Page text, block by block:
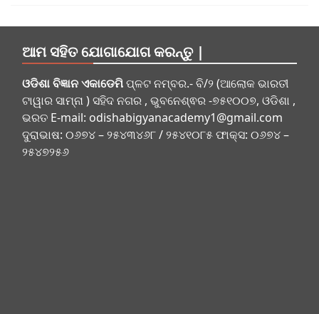
ଆମ ସହିତ ଯୋଗାଯୋଗ କରନ୍ତୁ |
ଓଡିଶା ବିଜ୍ଞାନ ଏକାଡେମିପ୍ଳଟ ନମ୍ବର.- ବି/୨ (ଆଲୋକ ଭାରତୀ
ଟାୱାର ସାମ୍ନା ) ସହିଦ ନଗର , ଭୁବନେଶ୍ଵର -୭୫୧୦୦୭, ଓଡିଶା ,
ଭରତ E-mail: odishabigyanacademy1@gmail.com
ଦୁରାଭାଷ: ୦୬୭୪ – ୨୫୪୩୪୬୮ / ୨୫୪୧୦୮୫ ଫାକ୍ସ: ୦୬୭୪ –
୨୫୪୭୨୫୬